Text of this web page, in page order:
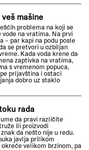
mašine
problema na koji se
na vratima. Na prvi
– par kapi na podu posle
se pretvori u ozbiljan
Kada voda krene da
zaptivka na vratima,
s vremenom popuca,
prljavština i ostaci
dobro uz staklo
rada
da pravi različite
ili proizvodi
da nešto nije u redu.
javlja prilikom
velikom brzinom, pa